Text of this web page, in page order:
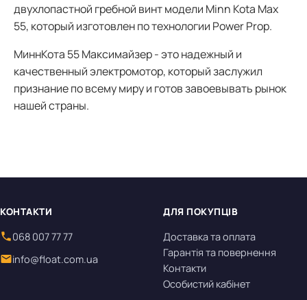
двухлопастной гребной винт модели Minn Kota Max
55, который изготовлен по технологии Power Prop.
МиннКота 55 Максимайзер - это надежный и
качественный электромотор, который заслужил
признание по всему миру и готов завоевывать рынок
нашей страны.
КОНТАКТИ
068 007 77 77
info@float.com.ua
ДЛЯ ПОКУПЦІВ
Доставка та оплата
Гарантія та повернення
Контакти
Особистий кабінет